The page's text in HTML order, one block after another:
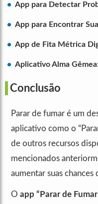
App para Detectar
App para Encontrar
App de Fita Métrica
Aplicativo Alma
Conclusão
Parar de fumar é um
aplicativo como o
de outros recursos
mencionados
aumentar suas chances
O app “Parar de